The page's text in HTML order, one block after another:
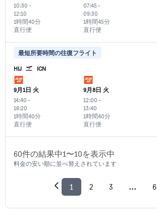
10:30 -
12:10
直行便
1時間40分
07:45 -
09:30
直行便
1時間45分
最短所要時間の往復フライト
HIJ ICN
9月1日 火
14:40 -
16:20
直行便
1時間40分
9月8日 火
12:00 -
13:40
直行便
1時間40分
60​件の結果中1​〜10​を表示中
料金の安い順に並べ替えされています
1 2 3 ... 6